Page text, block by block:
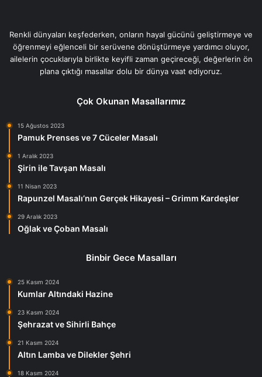
Renkli dünyaları keşfederken, onların hayal gücünü geliştirmeye ve
öğrenmeyi eğlenceli bir serüvene dönüştürmeye yardımcı oluyor,
ailelerin çocuklarıyla birlikte keyifli zaman geçireceği, değerlerin ön
plana çıktığı masallar dolu bir dünya vaat ediyoruz.
Çok Okunan Masallarımız
15 Ağustos 2023
Pamuk Prenses ve 7 Cüceler Masalı
1 Aralık 2023
Şirin ile Tavşan Masalı
11 Nisan 2023
Rapunzel Masalı’nın Gerçek Hikayesi – Grimm Kardeşler
29 Aralık 2023
Oğlak ve Çoban Masalı
Binbir Gece Masalları
25 Kasım 2024
Kumlar Altındaki Hazine
23 Kasım 2024
Şehrazat ve Sihirli Bahçe
21 Kasım 2024
Altın Lamba ve Dilekler Şehri
18 Kasım 2024